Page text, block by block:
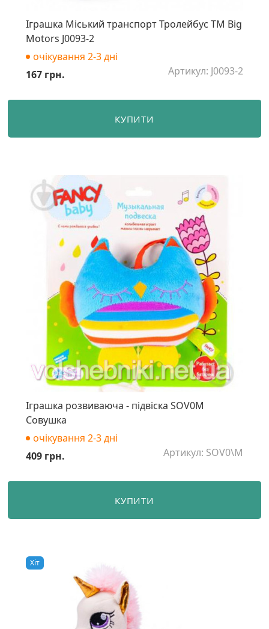
Іграшка Міський транспорт Тролейбус ТМ Big
Motors J0093-2
очікування 2-3 дні
Артикул: J0093-2
167 грн.
КУПИТИ
Іграшка розвиваюча - підвіска SOV0M
Совушка
очікування 2-3 дні
Артикул: SOV0\M
409 грн.
КУПИТИ
Хiт